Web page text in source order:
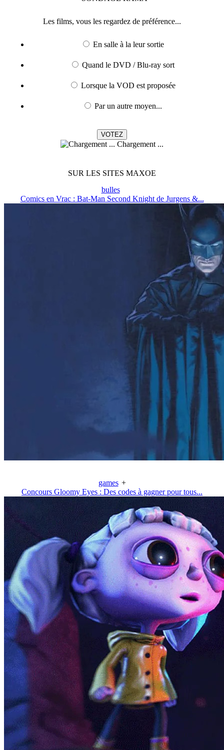
Les films, vous les regardez de préférence...
En salle à la leur sortie
Quand le DVD / Blu-ray sort
Lorsque la VOD est proposée
Par un autre moyen...
Chargement ...
SUR LES SITES MAXOE
bulles
Comics en Vrac : Bat-Man Second Knight de Jurgens &...
games +
Concours Gloomy Eyes : Des codes à gagner pour tous...